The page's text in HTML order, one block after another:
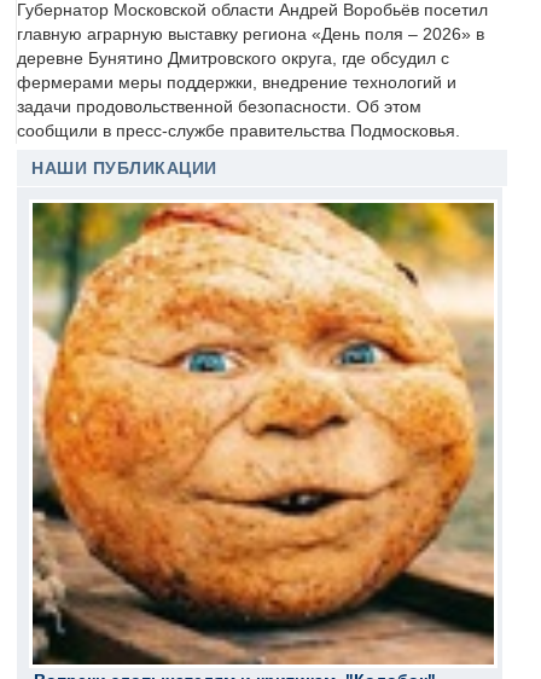
Губернатор Московской области Андрей Воробьёв посетил
главную аграрную выставку региона «День поля – 2026» в
деревне Бунятино Дмитровского округа, где обсудил с
фермерами меры поддержки, внедрение технологий и
задачи продовольственной безопасности. Об этом
сообщили в пресс-службе правительства Подмосковья.
НАШИ ПУБЛИКАЦИИ